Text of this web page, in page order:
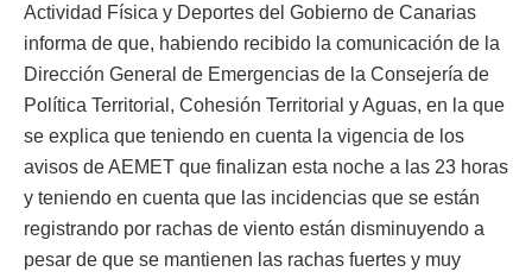
Actividad Física y Deportes del Gobierno de Canarias
informa de que, habiendo recibido la comunicación de la
Dirección General de Emergencias de la Consejería de
Política Territorial, Cohesión Territorial y Aguas, en la que
se explica que teniendo en cuenta la vigencia de los
avisos de AEMET que finalizan esta noche a las 23 horas
y teniendo en cuenta que las incidencias que se están
registrando por rachas de viento están disminuyendo a
pesar de que se mantienen las rachas fuertes y muy